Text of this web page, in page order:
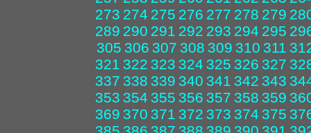
273 274 275 276 277 278 279
289 290 291 292 293 294 295
305 306 307 308 309 310 311
321 322 323 324 325 326 327
337 338 339 340 341 342 343
353 354 355 356 357 358 359
369 370 371 372 373 374 375